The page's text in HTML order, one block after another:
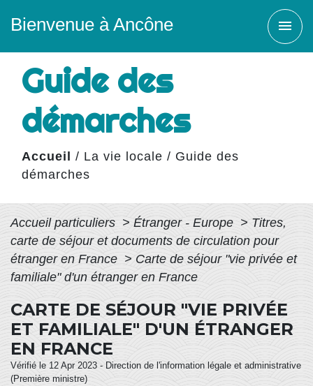
Bienvenue à Ancône menu
Guide des
démarches
Accueil / La vie locale / Guide des
démarches
Accueil particuliers > Étranger - Europe > Titres,
carte de séjour et documents de circulation pour
étranger en France > Carte de séjour "vie privée et
familiale" d'un étranger en France
CARTE DE SÉJOUR "VIE PRIVÉE
ET FAMILIALE" D'UN ÉTRANGER
EN FRANCE
Vérifié le 12 Apr 2023 - Direction de l'information légale et administrative
(Première ministre)